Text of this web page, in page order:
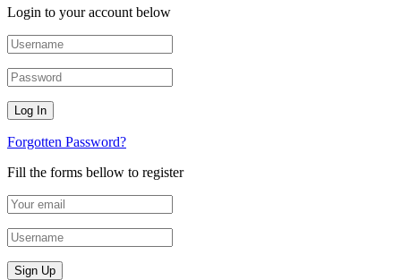
Login to your account below
Forgotten Password?
Fill the forms bellow to register